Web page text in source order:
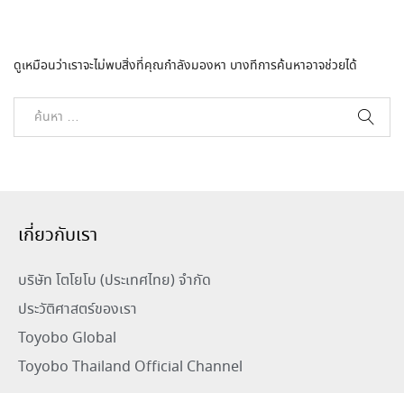
ดูเหมือนว่าเราจะไม่พบสิ่งที่คุณกำลังมองหา บางทีการค้นหาอาจช่วยได้
เกี่ยวกับเรา
บริษัท โตโยโบ (ประเทศไทย) จำกัด
ประวัติศาสตร์ของเรา
Toyobo Global
Toyobo Thailand Official Channel